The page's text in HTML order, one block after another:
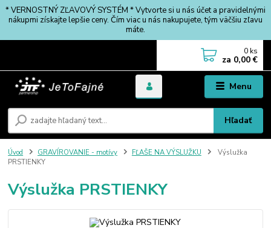
* VERNOSTNÝ ZĽAVOVÝ SYSTÉM * Vytvorte si u nás účet a pravidelnými
nákupmi získajte lepšie ceny. Čím viac u nás nakupujete, tým väčšiu zľavu
máte.
Menu
Hľadať
0 ks
za 0,00 €
Úvod GRAVÍROVANIE - motívy FĽAŠE NA VÝSLUŽKU
Výslužka
PRSTIENKY
Výslužka PRSTIENKY